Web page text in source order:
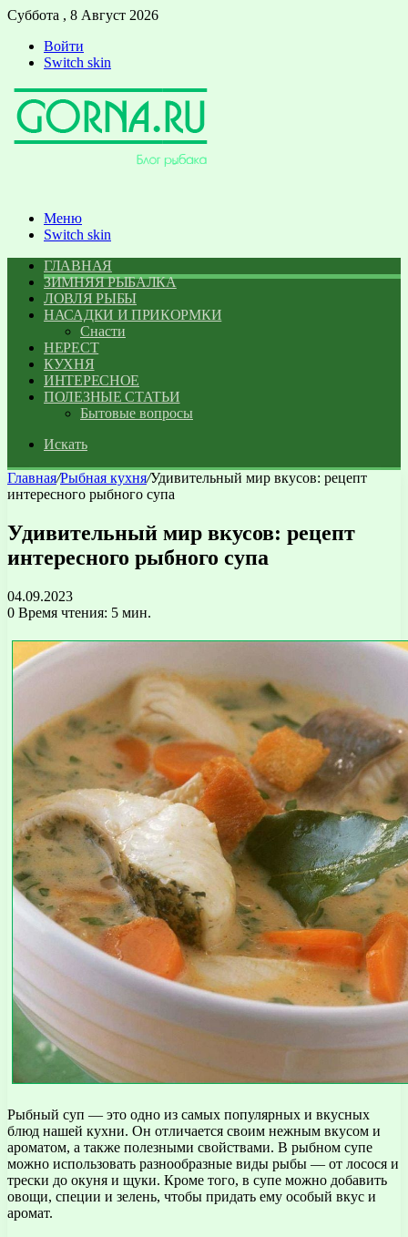
Суббота , 8 Август 2026
Войти
Switch skin
Меню
Switch skin
ГЛАВНАЯ
ЗИМНЯЯ РЫБАЛКА
ЛОВЛЯ РЫБЫ
НАСАДКИ И ПРИКОРМКИ
Снасти
НЕРЕСТ
КУХНЯ
ИНТЕРЕСНОЕ
ПОЛЕЗНЫЕ СТАТЬИ
Бытовые вопросы
Искать
Главная/Рыбная кухня/Удивительный мир вкусов: рецепт
интересного рыбного супа
Удивительный мир вкусов: рецепт
интересного рыбного супа
04.09.2023
0 Время чтения: 5 мин.
Рыбный суп — это одно из самых популярных и вкусных
блюд нашей кухни. Он отличается своим нежным вкусом и
ароматом, а также полезными свойствами. В рыбном супе
можно использовать разнообразные виды рыбы — от лосося и
трески до окуня и щуки. Кроме того, в супе можно добавить
овощи, специи и зелень, чтобы придать ему особый вкус и
аромат.